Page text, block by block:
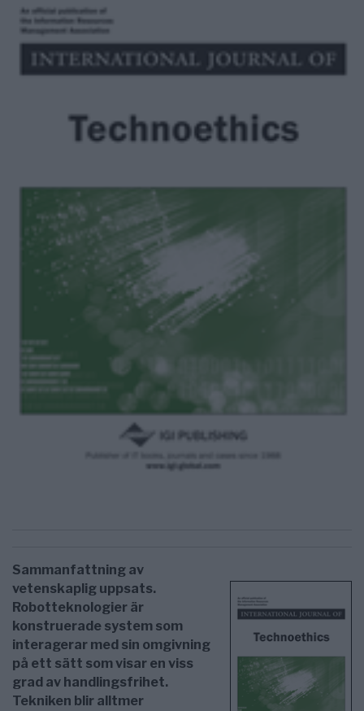
Sammanfattning av
vetenskaplig uppsats.
Robotteknologier är
konstruerade system som
interagerar med sin omgivning
på ett sätt som visar en viss
grad av handlingsfrihet.
Tekniken blir alltmer